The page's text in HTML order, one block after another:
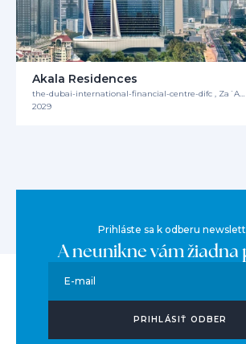
Akala Residences
the-dubai-international-financial-centre-difc , Za´Abeel
2029
Prihláste sa k odberu
A neunikne vám žiadna
E-mail
PRIHLÁSIŤ ODBER